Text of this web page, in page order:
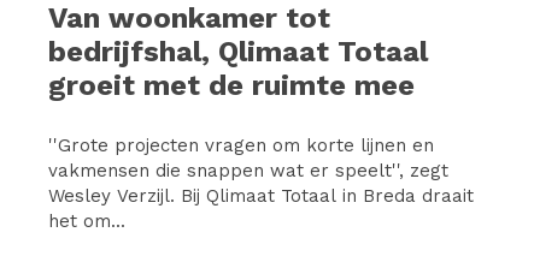
Van woonkamer tot
bedrijfshal, Qlimaat Totaal
groeit met de ruimte mee
''Grote projecten vragen om korte lijnen en
vakmensen die snappen wat er speelt'', zegt
Wesley Verzijl. Bij Qlimaat Totaal in Breda draait
het om...